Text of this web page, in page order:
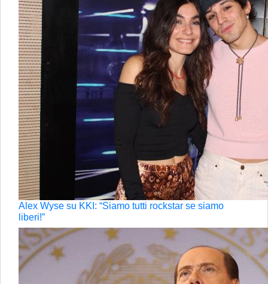
Alex Wyse su KKI: “Siamo tutti rockstar se siamo
liberi!”